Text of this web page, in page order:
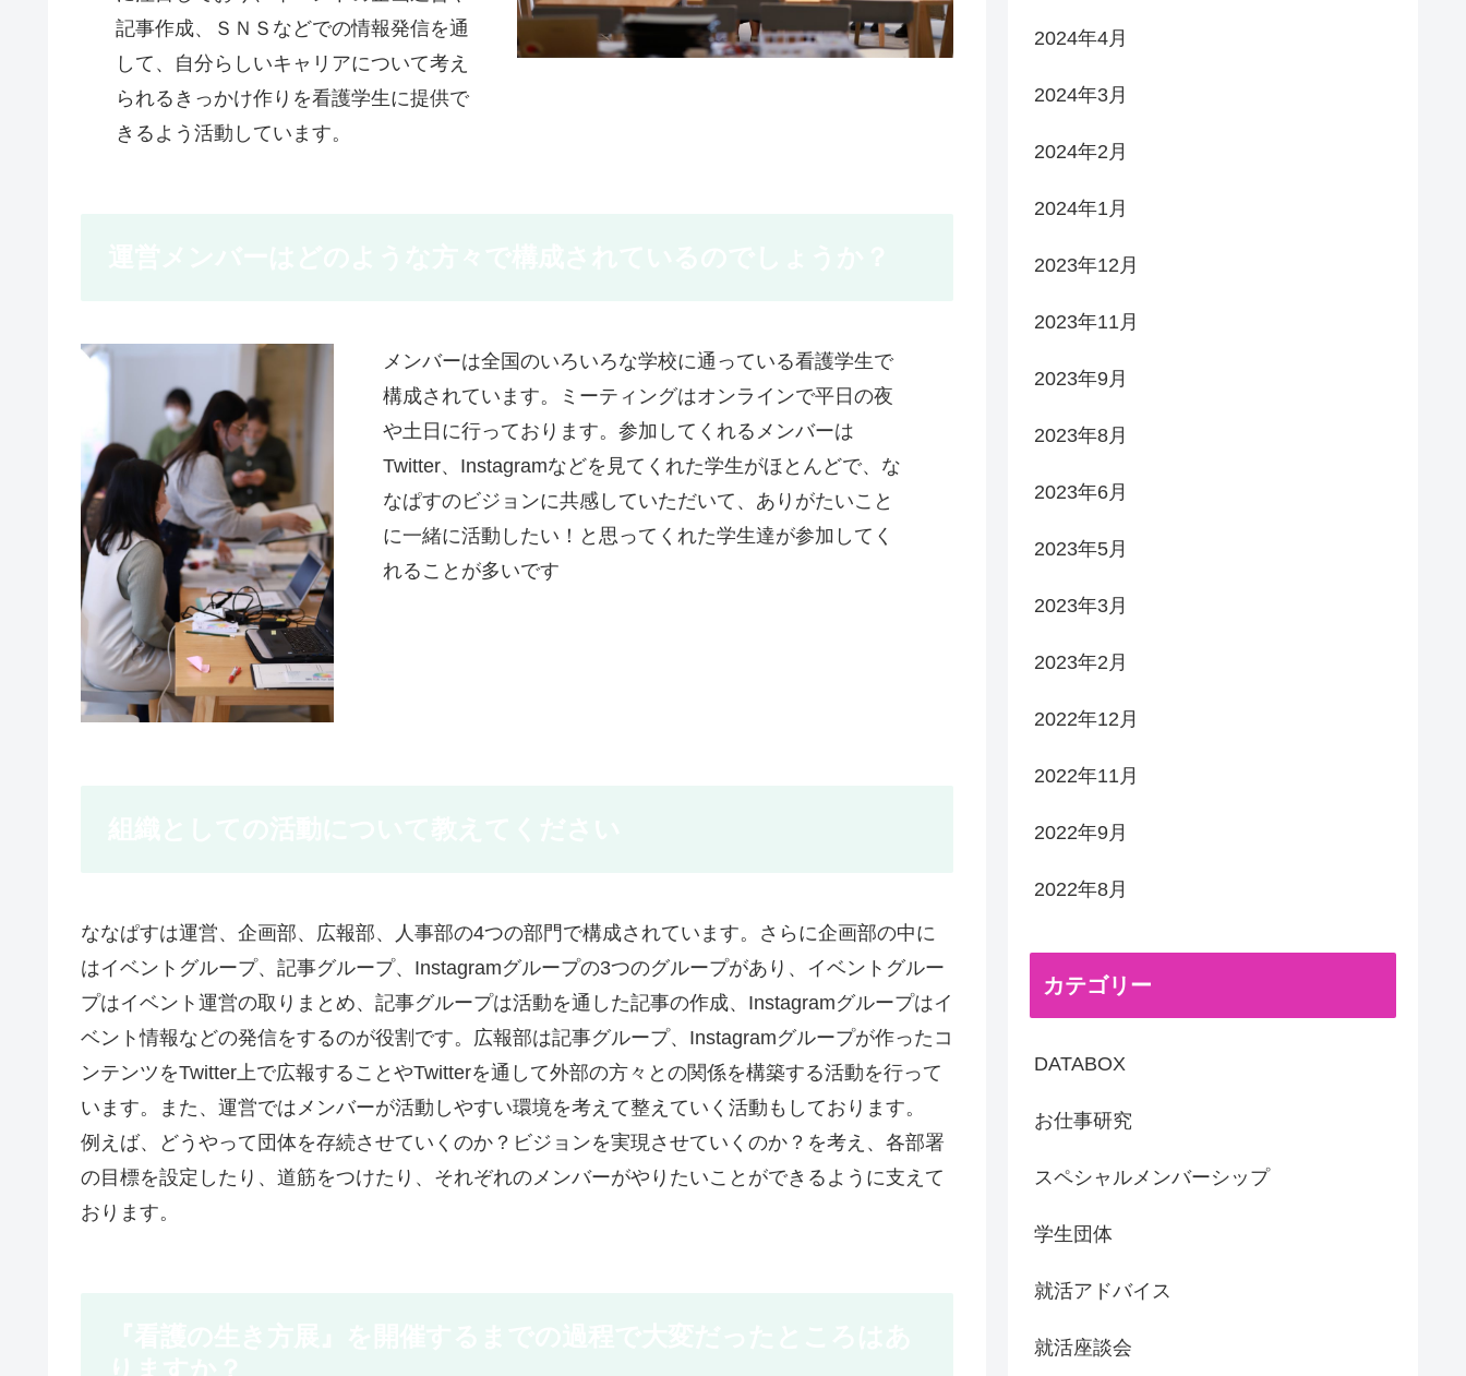
記事作成、ＳＮＳなどでの情報発信を通
して、自分らしいキャリアについて考え
られるきっかけ作りを看護学生に提供で
きるよう活動しています。
メンバーは全国のいろいろな学校に通っている看護学生で
構成されています。ミーティングはオンラインで平日の夜
や土日に行っております。参加してくれるメンバーは
Twitter、Instagramなどを見てくれた学生がほとんどで、な
なぱすのビジョンに共感していただいて、ありがたいこと
に一緒に活動したい！と思ってくれた学生達が参加してく
れることが多いです
ななぱすは運営、企画部、広報部、人事部の4つの部門で構成されています。さらに企画部の中に
はイベントグループ、記事グループ、Instagramグループの3つのグループがあり、イベントグルー
プはイベント運営の取りまとめ、記事グループは活動を通した記事の作成、Instagramグループはイ
ベント情報などの発信をするのが役割です。広報部は記事グループ、Instagramグループが作ったコ
ンテンツをTwitter上で広報することやTwitterを通して外部の方々との関係を構築する活動を行って
います。また、運営ではメンバーが活動しやすい環境を考えて整えていく活動もしております。
例えば、どうやって団体を存続させていくのか？ビジョンを実現させていくのか？を考え、各部署
の目標を設定したり、道筋をつけたり、それぞれのメンバーがやりたいことができるように支えて
おります。
2024年4月
2024年3月
2024年2月
2024年1月
2023年12月
2023年11月
2023年9月
2023年8月
2023年6月
2023年5月
2023年3月
2023年2月
2022年12月
2022年11月
2022年9月
2022年8月
カテゴリー
DATABOX
お仕事研究
スペシャルメンバーシップ
学生団体
就活アドバイス
就活座談会